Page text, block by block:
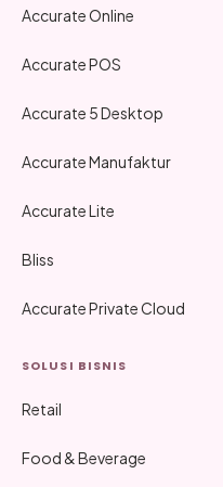
Accurate Online
Accurate POS
Accurate 5 Desktop
Accurate Manufaktur
Accurate Lite
Bliss
Accurate Private Cloud
SOLUSI BISNIS
Retail
Food & Beverage